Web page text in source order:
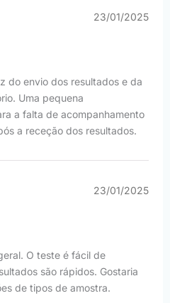
23/01/2025
do envio dos resultados e da
Uma pequena
a falta de acompanhamento
a receção dos resultados.
23/01/2025
O teste é fácil de
são rápidos. Gostaria
de tipos de amostra.